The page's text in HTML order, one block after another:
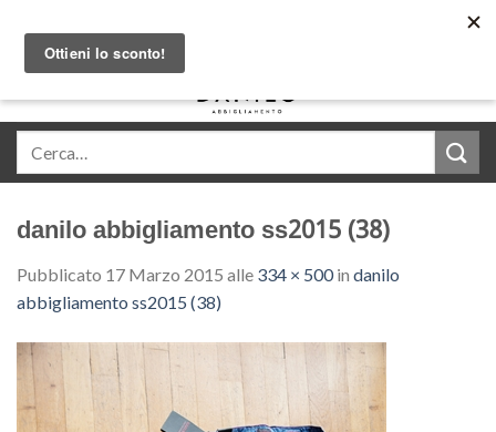
content
danilo abbigliamento ss2015 (38)
Pubblicato 17 Marzo 2015 alle 334 × 500in danilo
abbigliamento ss2015 (38)